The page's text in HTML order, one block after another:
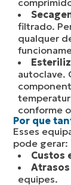
filtrado.
qualquer
autoclave.
conforme
Por que
Esses
pode gerar:
Custos
equipes.